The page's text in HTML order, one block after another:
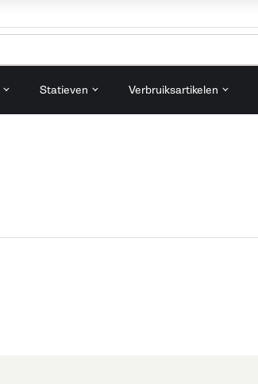
Statieven Verbruiksartikelen